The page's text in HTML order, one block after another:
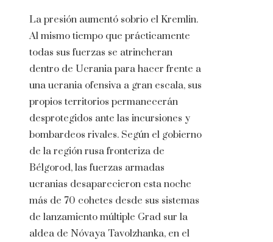
La presión aumentó sobrio el Kremlin.
Al mismo tiempo que prácticamente
todas sus fuerzas se atrincheran
dentro de Ucrania para hacer frente a
una ucrania ofensiva a gran escala, sus
propios territorios permanecerán
desprotegidos ante las incursiones y
bombardeos rivales. Según el gobierno
de la región rusa fronteriza de
Bélgorod, las fuerzas armadas
ucranias desaparecieron esta noche
más de 70 cohetes desde sus sistemas
de lanzamiento múltiple Grad sur la
aldea de Nóvaya Tavolzhanka, en el